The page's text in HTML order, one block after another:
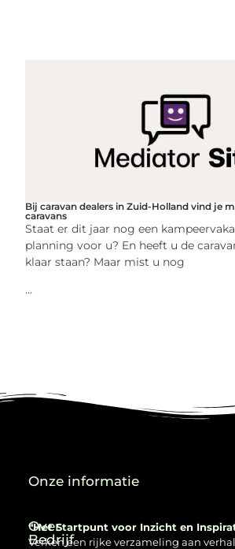
Bij caravan dealers in Zuid-Holland vind je
caravans
Staat er dit jaar nog een
planning voor u? En heeft u de
klaar staan? Maar mist u nog
...
Over
Bedrijf
“Het Startpunt voor Inzicht en
Verken een rijke verzameling aan
Onze informatie